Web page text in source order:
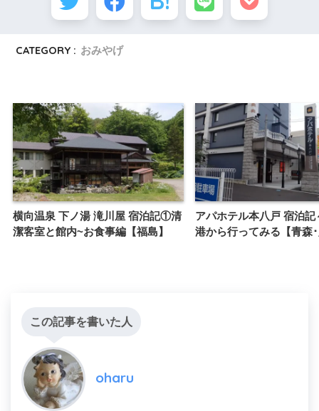
CATEGORY : おみやげ
横向温泉 下ノ湯 滝川屋 宿泊記①清
潔客室と館内~お食事編【福島】
アパホテル本八戸 宿泊記
港から行ってみる【青森
この記事を書いた人
oharu